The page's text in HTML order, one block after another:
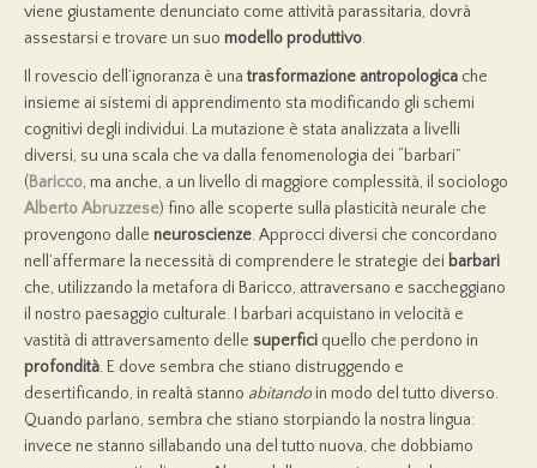
viene giustamente denunciato come attività parassitaria, dovrà
assestarsi e trovare un suo modello produttivo.
Il rovescio dell’ignoranza è unatrasformazione antropologica che
insieme ai sistemi di apprendimento sta modificando gli schemi
cognitivi degli individui. La mutazione è stata analizzata a livelli
diversi, su una scala che va dalla fenomenologia dei “barbari”
(Baricco, ma anche, a un livello di maggiore complessità, il sociologo
Alberto Abruzzese) fino alle scoperte sulla plasticità neurale che
provengono dalle neuroscienze. Approcci diversi che concordano
nell’affermare la necessità di comprendere le strategie dei barbari
che, utilizzando la metafora di Baricco, attraversano e saccheggiano
il nostro paesaggio culturale. I barbari acquistano in velocità e
vastità di attraversamento delle superfici quello che perdono in
profondità. E dove sembra che stiano distruggendo e
desertificando, in realtà stanno abitando in modo del tutto diverso.
Quando parlano, sembra che stiano storpiando la nostra lingua:
invece ne stanno sillabando una del tutto nuova, che dobbiamo